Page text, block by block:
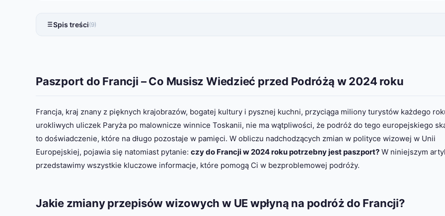
Spis treści(9)
Paszport do Francji – Co Musisz Wiedzieć przed Podróżą w 2024 roku
Francja, kraj znany z pięknych krajobrazów, bogatej kultury i pysznej kuchni, przyciąga miliony turystów każdego
urokliwych uliczek Paryża po malownicze winnice Toskanii, nie ma wątpliwości, że podróż do tego europejskiego
to doświadczenie, które na długo pozostaje w pamięci. W obliczu nadchodzących zmian w polityce wizowej w Unii
Europejskiej, pojawia się natomiast pytanie: czy do Francji w 2024 roku potrzebny jest paszport? W niniejszym
przedstawimy wszystkie kluczowe informacje, które pomogą Ci w bezproblemowej podróży.
Jakie zmiany przepisów wizowych w UE wpłyną na podróż do Francji?